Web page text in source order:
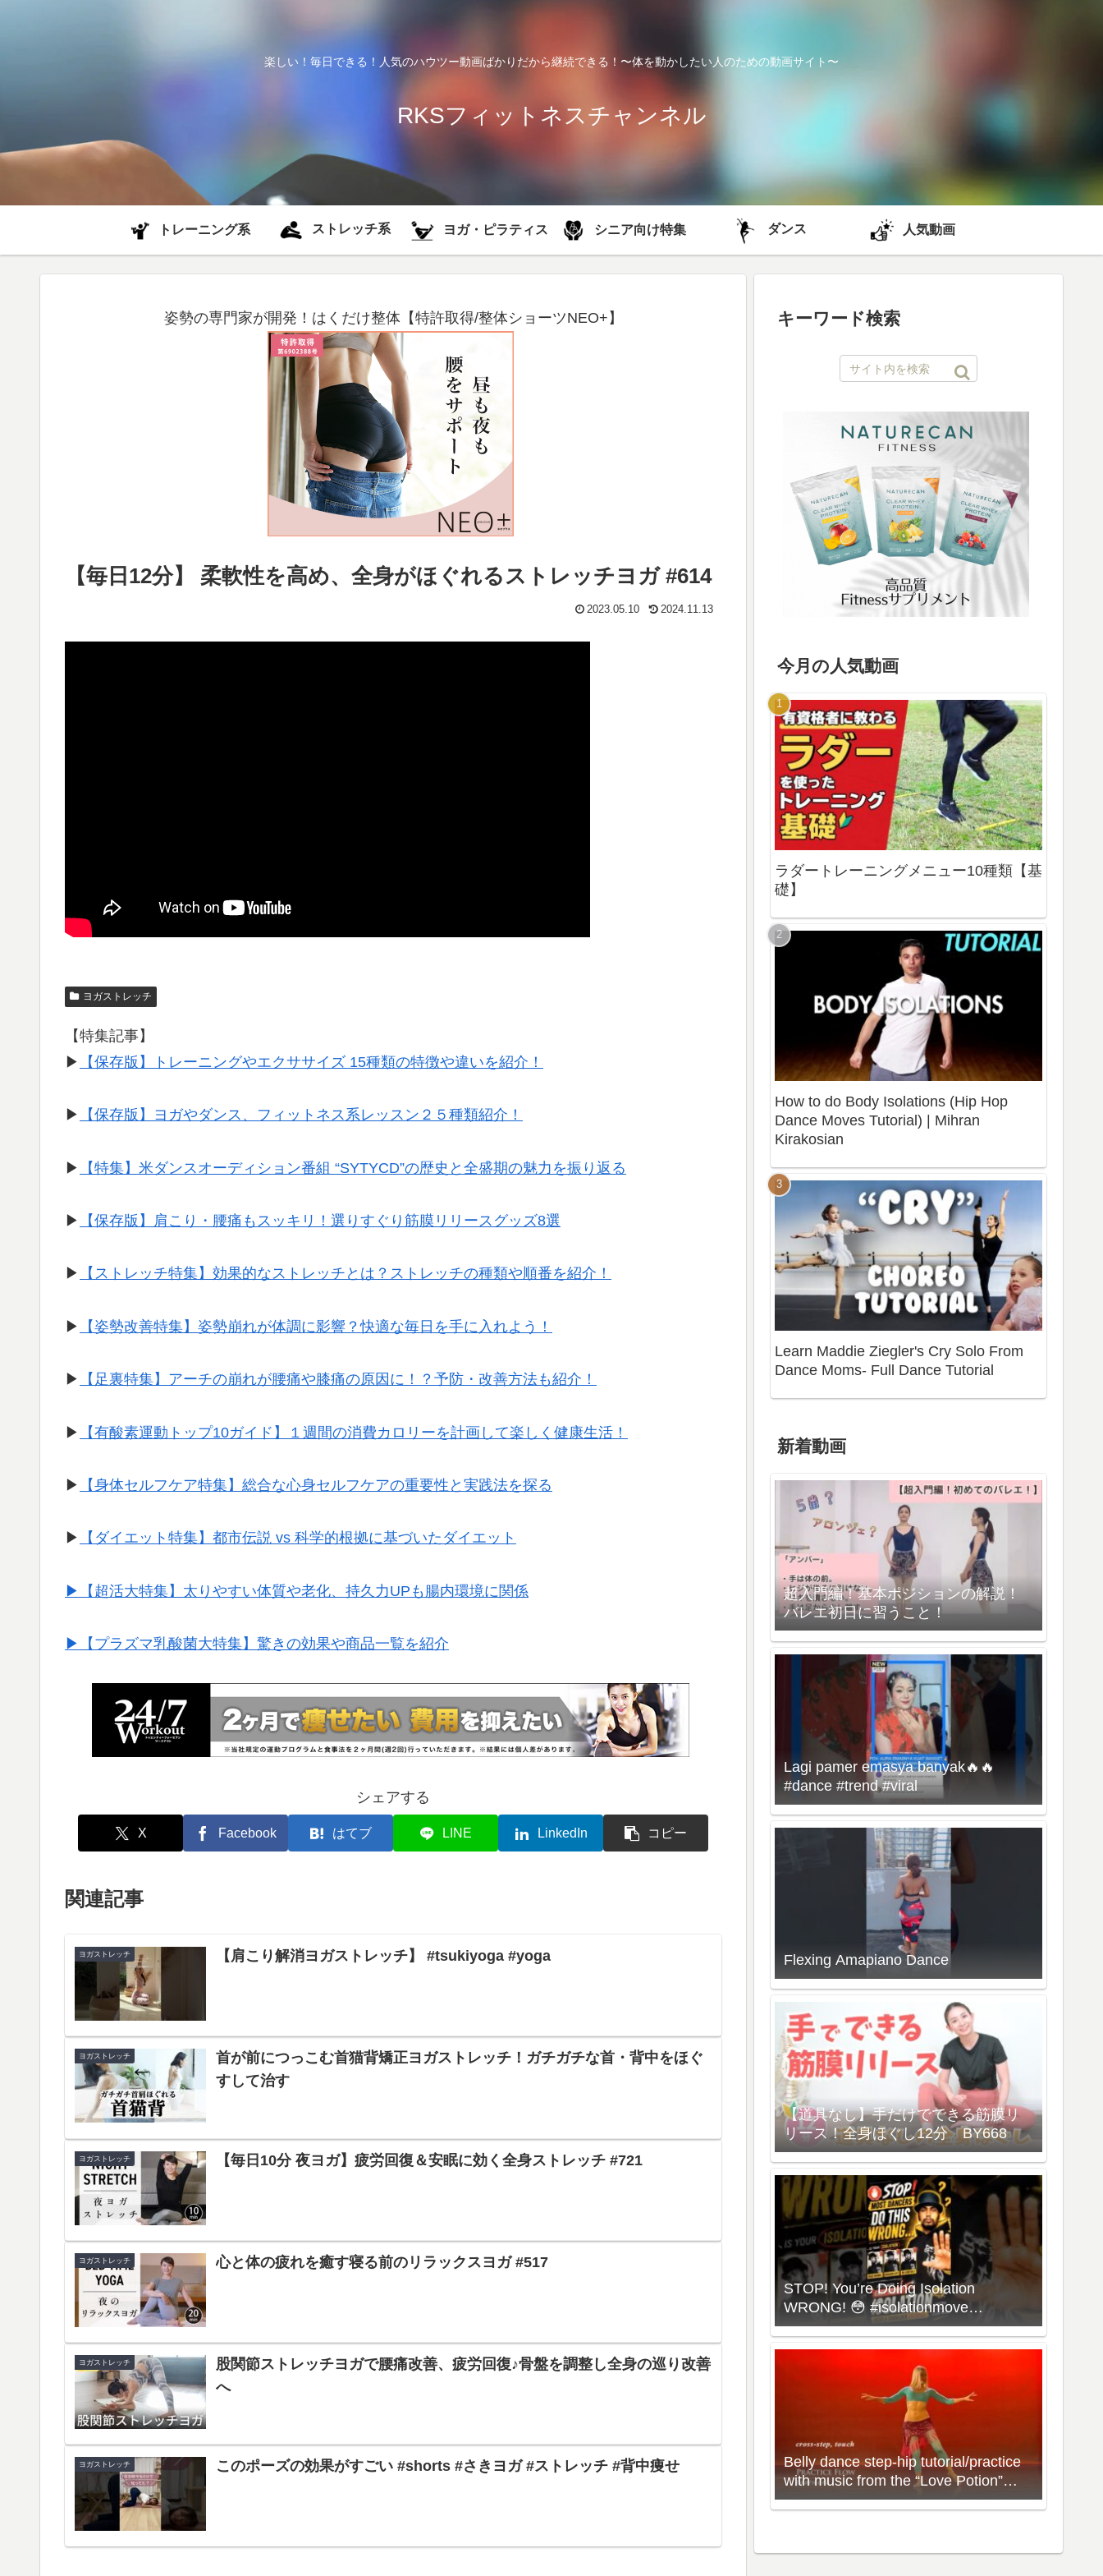
楽しい！毎日できる！人気のハウツー動画ばかりだから継続できる！〜体を動かしたい人のための動画サイト〜
RKSフィットネスチャンネル
トレーニング系 ストレッチ系 ヨガ・ピラティス シニア向け特集 ダンス 人気動画
姿勢の専門家が開発！はくだけ整体【特許取得/整体ショーツNEO+】
【毎日12分】 柔軟性を高め、全身がほぐれるストレッチヨガ #614
2023.05.10 2024.11.13
ヨガストレッチ
【特集記事】
▶︎
【保存版】トレーニングやエクササイズ 15種類の特徴や違いを紹介！
▶︎ 【保存版】ヨガやダンス、フィットネス系レッスン２５種類紹介！
▶︎ 【特集】米ダンスオーディション番組 “SYTYCD”の歴史と全盛期の魅力を振り返る
▶︎ 【保存版】肩こり・腰痛もスッキリ！選りすぐり筋膜リリースグッズ8選
▶︎ 【ストレッチ特集】効果的なストレッチとは？ストレッチの種類や順番を紹介！
▶︎ 【姿勢改善特集】姿勢崩れが体調に影響？快適な毎日を手に入れよう！
▶︎ 【足裏特集】アーチの崩れが腰痛や膝痛の原因に！？予防・改善方法も紹介！
▶︎ 【有酸素運動トップ10ガイド】１週間の消費カロリーを計画して楽しく健康生活！
▶︎ 【身体セルフケア特集】総合な心身セルフケアの重要性と実践法を探る
▶︎ 【ダイエット特集】都市伝説 vs 科学的根拠に基づいたダイエット
▶︎【超活大特集】太りやすい体質や老化、持久力UPも腸内環境に関係
▶︎【プラズマ乳酸菌大特集】驚きの効果や商品一覧を紹介
シェアする
X Facebook はてブ LINE LinkedIn コピー
関連記事
ヨガストレッチ 【肩こり解消ヨガストレッチ】 #tsukiyoga #yoga
ヨガストレッチ
首が前につっこむ首猫背矯正ヨガストレッチ！ガチガチな首・背中をほぐ
すして治す
ヨガストレッチ 【毎日10分 夜ヨガ】疲労回復＆安眠に効く全身ストレッチ #721
ヨガストレッチ 心と体の疲れを癒す寝る前のリラックスヨガ #517
ヨガストレッチ
股関節ストレッチヨガで腰痛改善、疲労回復♪骨盤を調整し全身の巡り改善
へ
ヨガストレッチ このポーズの効果がすごい #shorts #さきヨガ #ストレッチ #背中痩せ
キーワード検索
今月の人気動画
ラダートレーニングメニュー10種類【基
礎】
How to do Body Isolations (Hip Hop
Dance Moves Tutorial) | Mihran
Kirakosian
Learn Maddie Ziegler's Cry Solo From
Dance Moms- Full Dance Tutorial
新着動画
超入門編！基本ポジションの解説！
バレエ初日に習うこと！
Lagi pamer emasya banyak🔥🔥
#dance #trend #viral
Flexing Amapiano Dance
【道具なし】手だけでできる筋膜リ
リース！全身ほぐし12分 BY668
STOP! You’re Doing Isolation
WRONG! 😳 #isolationmove
#animationdance #poppingdance
Belly dance step-hip tutorial/practice
with music from the “Love Potion”
Workout with Neon